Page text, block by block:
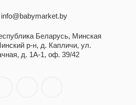
info@babymarket.by
Беларусь, Минская
р-н, д. Капличи, ул.
д. 1А-1, оф. 39/42